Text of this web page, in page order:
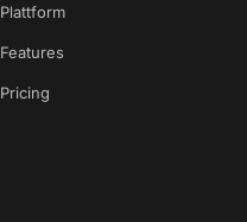
Plattform
Features
Pricing